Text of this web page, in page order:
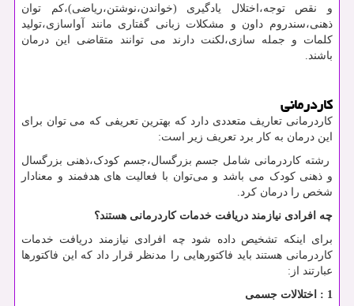
و نقص توجه،اختلال یادگیری (خواندن،نوشتن،ریاضی)،کم توان
ذهنی،سندروم داون و مشکلات زبانی گفتاری مانند آواسازی،تولید
کلمات و جمله سازی،لکنت دارند می توانند متقاضی این درمان
باشند.
کاردرمانی
کاردرمانی تعاریف متعددی دارد که بهترین تعریفی که می‌ توان برای
این درمان به کار برد تعریف زیر است:
رشته کاردرمانی شامل جسم بزرگسال،جسم کودک،ذهنی بزرگسال
و ذهنی کودک می باشد و می‌توان با فعالیت های هدفمند و معنادار
شخص را درمان کرد.
چه افرادی نیازمند دریافت خدمات کاردرمانی هستند؟
برای اینکه تشخیص داده شود چه افرادی نیازمند دریافت خدمات
کاردرمانی هستند باید فاکتورهایی را مدنظر قرار داد که این فاکتورها
عبارتند از:
1 : اختلالات جسمی